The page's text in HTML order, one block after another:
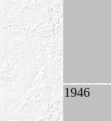
1946